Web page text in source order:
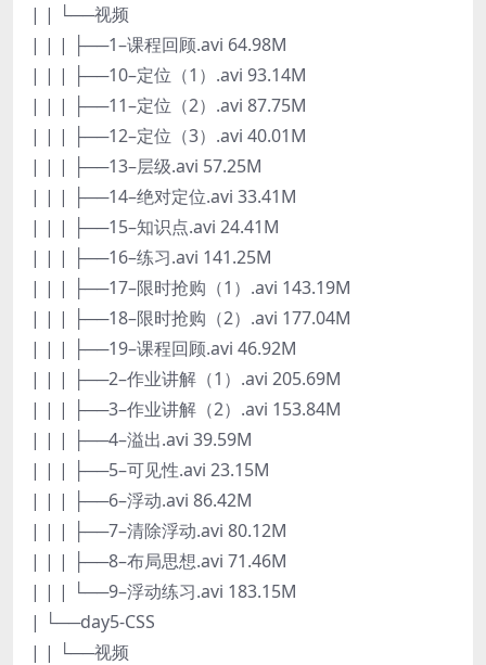
| | └──视频
| | | ├──1–课程回顾.avi 64.98M
| | | ├──10–定位（1）.avi 93.14M
| | | ├──11–定位（2）.avi 87.75M
| | | ├──12–定位（3）.avi 40.01M
| | | ├──13–层级.avi 57.25M
| | | ├──14–绝对定位.avi 33.41M
| | | ├──15–知识点.avi 24.41M
| | | ├──16–练习.avi 141.25M
| | | ├──17–限时抢购（1）.avi 143.19M
| | | ├──18–限时抢购（2）.avi 177.04M
| | | ├──19–课程回顾.avi 46.92M
| | | ├──2–作业讲解（1）.avi 205.69M
| | | ├──3–作业讲解（2）.avi 153.84M
| | | ├──4–溢出.avi 39.59M
| | | ├──5–可见性.avi 23.15M
| | | ├──6–浮动.avi 86.42M
| | | ├──7–清除浮动.avi 80.12M
| | | ├──8–布局思想.avi 71.46M
| | | └──9–浮动练习.avi 183.15M
| └──day5-CSS
| | └──视频